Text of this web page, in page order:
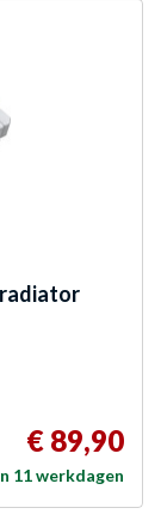
radiator
€ 89,90
11 werkdagen